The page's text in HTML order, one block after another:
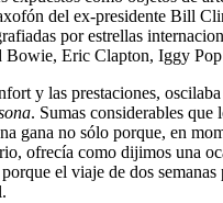
del ex-presidente Bill
por estrellas
Eric Clapton, Iggy Pop
y las prestaciones,
. Sumas considerables que
gana no sólo porque, en
ofrecía como dijimos una
el viaje de dos semanas